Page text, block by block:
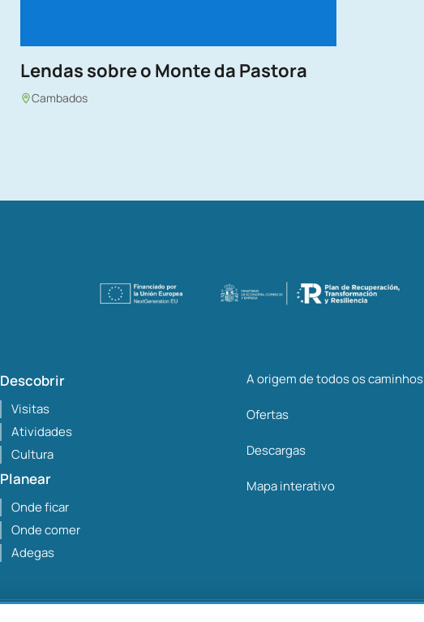
Lendas sobre o Monte da Pastora
Cambados
Descobrir
Visitas
Atividades
Cultura
Planear
Onde ficar
Onde comer
Adegas
A origem de todos os caminhos
Ofertas
Descargas
Mapa interativo